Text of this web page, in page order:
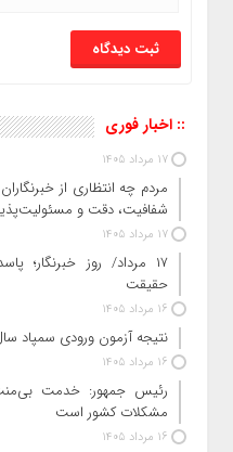
:: اخبار فوری
17 مرداد 1405
مردم چه انتظاری از
شفافیت، دقت و
17 مرداد 1405
۱۷ مرداد/ روز خبرنگار؛
حقیقت
16 مرداد 1405
نتیجه آزمون ورودی سمپاد سال ۱۴۰۵ اعلام
16 مرداد 1405
رئیس جمهور: خدمت
مشکلات کشور است
16 مرداد 1405